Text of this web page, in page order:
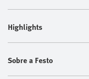
Highlights
Sobre a Festo